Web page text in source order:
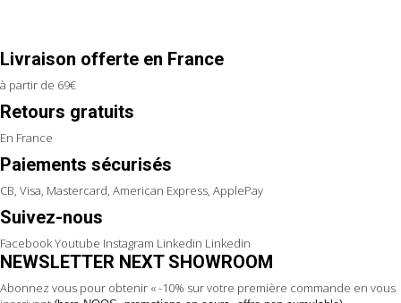
à partir de 69€
Retours gratuits
En France
Paiements sécurisés
CB, Visa, Mastercard, American Express, ApplePay
Suivez-nous
Facebook Youtube
NEWSLETTER NEXT SHOWROOM
Abonnez vous pour obtenir « -10% sur votre première commande en vous
inscrivant(hors NOOS, promotions en cours, offre non cumulable)»